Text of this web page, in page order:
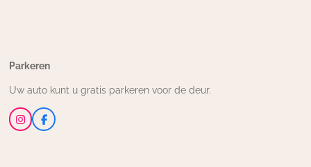
Parkeren
Uw auto kunt u gratis parkeren voor de deur.
I
n
F
a